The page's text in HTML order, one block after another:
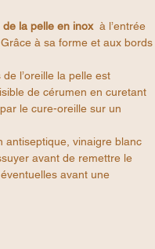
de la pelle en inox à l’entrée
à sa forme et aux bords
l’oreille la pelle est
de cérumen en curetant
le cure-oreille sur un
antiseptique, vinaigre blanc
avant de remettre le
avant une